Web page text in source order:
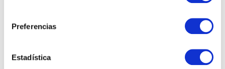
Preferencias
Estadística